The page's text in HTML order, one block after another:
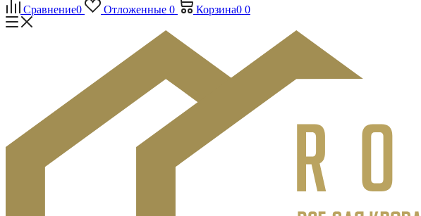
Сравнение0 Отложенные 0 Корзина0 0